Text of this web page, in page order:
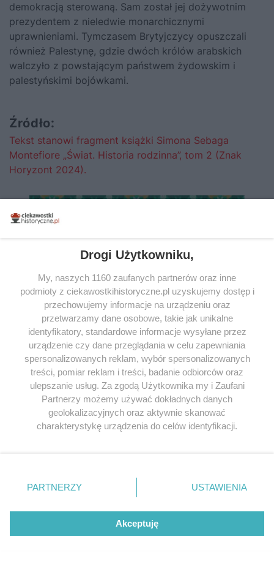
demokracją sterowaną. Sam został jej dożywotnim
prezydentem z nieledwie monarchicznymi
uprawnieniami. Tymczasem Brytyjczycy opuszczali
również Palestynę, gdzie dwóch królów arabskich
walczyło z powstającym państwem żydowskim i
palestyńskimi bojówkami.
Źródło:
Tekst stanowi fragment książki Simona Sebaga
Montefiore „Świat. Historia rodzinna”, tom 2 (Znak
Horyzont 2024).
Drogi Użytkowniku,
My, naszych 1160 zaufanych partnerów oraz inne
podmioty z ciekawostkihistoryczne.pl uzyskujemy dostęp i
przechowujemy informacje na urządzeniu oraz
przetwarzamy dane osobowe, takie jak unikalne
identyfikatory, standardowe informacje wysyłane przez
urządzenie czy dane przeglądania w celu zapewniania
spersonalizowanych reklam, wybór spersonalizowanych
treści, pomiar reklam i treści, badanie odbiorców oraz
ulepszanie usług. Za zgodą Użytkownika my i Zaufani
Partnerzy możemy używać dokładnych danych
geolokalizacyjnych oraz aktywnie skanować
charakterystykę urządzenia do celów identyfikacji.
zmienić/wycofać klikając przycisk ustawień prywatności
znajdujący się w lewym dolnym rogu strony
. Niektóre
użytkownika, ale masz prawo sprzeciwić się takiemu
przetwarzaniu. Preferencje będą miały zastosowania tylko
PARTNERZY USTAWIENIA
Akceptuję